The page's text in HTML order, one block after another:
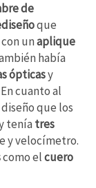
de
que
unaplique
había
ópticasy
cuanto al
que los
tenía tres
y velocímetro.
como elcuero